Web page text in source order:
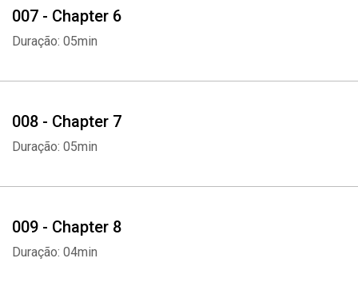
007 - Chapter 6
Duração: 05min
008 - Chapter 7
Duração: 05min
009 - Chapter 8
Duração: 04min